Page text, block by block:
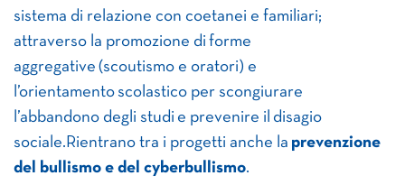
sistema di relazione con coetanei e familiari;
attraverso la promozione di forme
aggregative (scoutismo e oratori) e
l’orientamento scolastico per scongiurare
l’abbandono degli studi e prevenire il disagio
sociale.Rientrano tra i progetti anche la prevenzione
del bullismo e del cyberbullismo.